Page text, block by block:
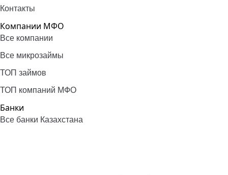
Контакты
Компании МФО
Все компании
Все микрозаймы
ТОП займов
ТОП компаний МФО
Банки
Все банки Казахстана